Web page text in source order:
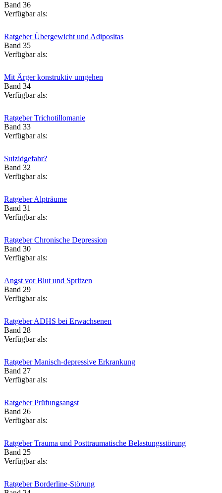
Band 36
Verfügbar als:
Ratgeber Übergewicht und Adipositas
Band 35
Verfügbar als:
Mit Ärger konstruktiv umgehen
Band 34
Verfügbar als:
Ratgeber Trichotillomanie
Band 33
Verfügbar als:
Suizidgefahr?
Band 32
Verfügbar als:
Ratgeber Alpträume
Band 31
Verfügbar als:
Ratgeber Chronische Depression
Band 30
Verfügbar als:
Angst vor Blut und Spritzen
Band 29
Verfügbar als:
Ratgeber ADHS bei Erwachsenen
Band 28
Verfügbar als:
Ratgeber Manisch-depressive Erkrankung
Band 27
Verfügbar als:
Ratgeber Prüfungsangst
Band 26
Verfügbar als:
Ratgeber Trauma und Posttraumatische Belastungsstörung
Band 25
Verfügbar als:
Ratgeber Borderline-Störung